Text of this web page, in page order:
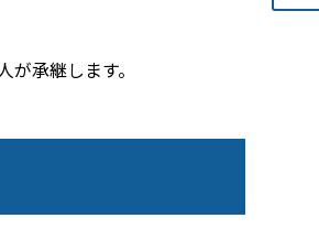
承継します。